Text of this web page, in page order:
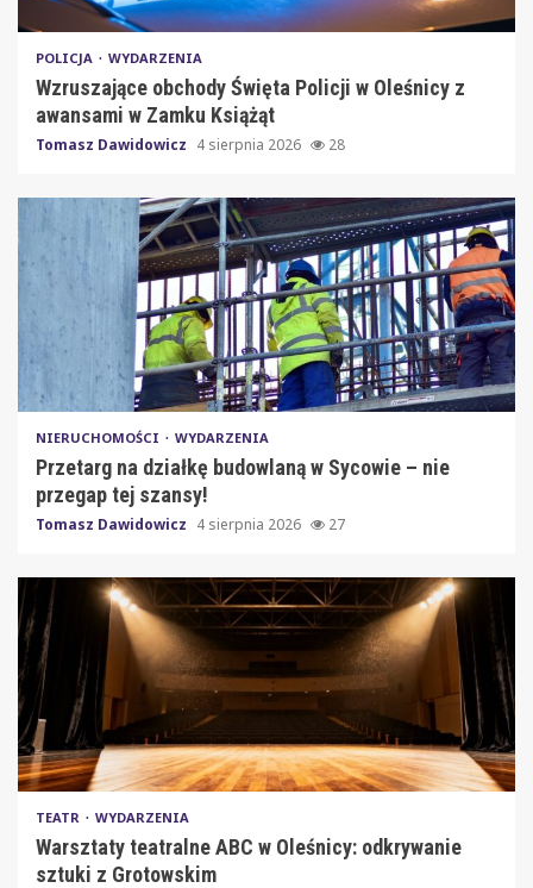
POLICJA WYDARZENIA
Wzruszające obchody Święta Policji w Oleśnicy z
awansami w Zamku Książąt
Tomasz Dawidowicz 4 sierpnia 2026 28
NIERUCHOMOŚCI WYDARZENIA
Przetarg na działkę budowlaną w Sycowie – nie
przegap tej szansy!
Tomasz Dawidowicz 4 sierpnia 2026 27
TEATR WYDARZENIA
Warsztaty teatralne ABC w Oleśnicy: odkrywanie
sztuki z Grotowskim